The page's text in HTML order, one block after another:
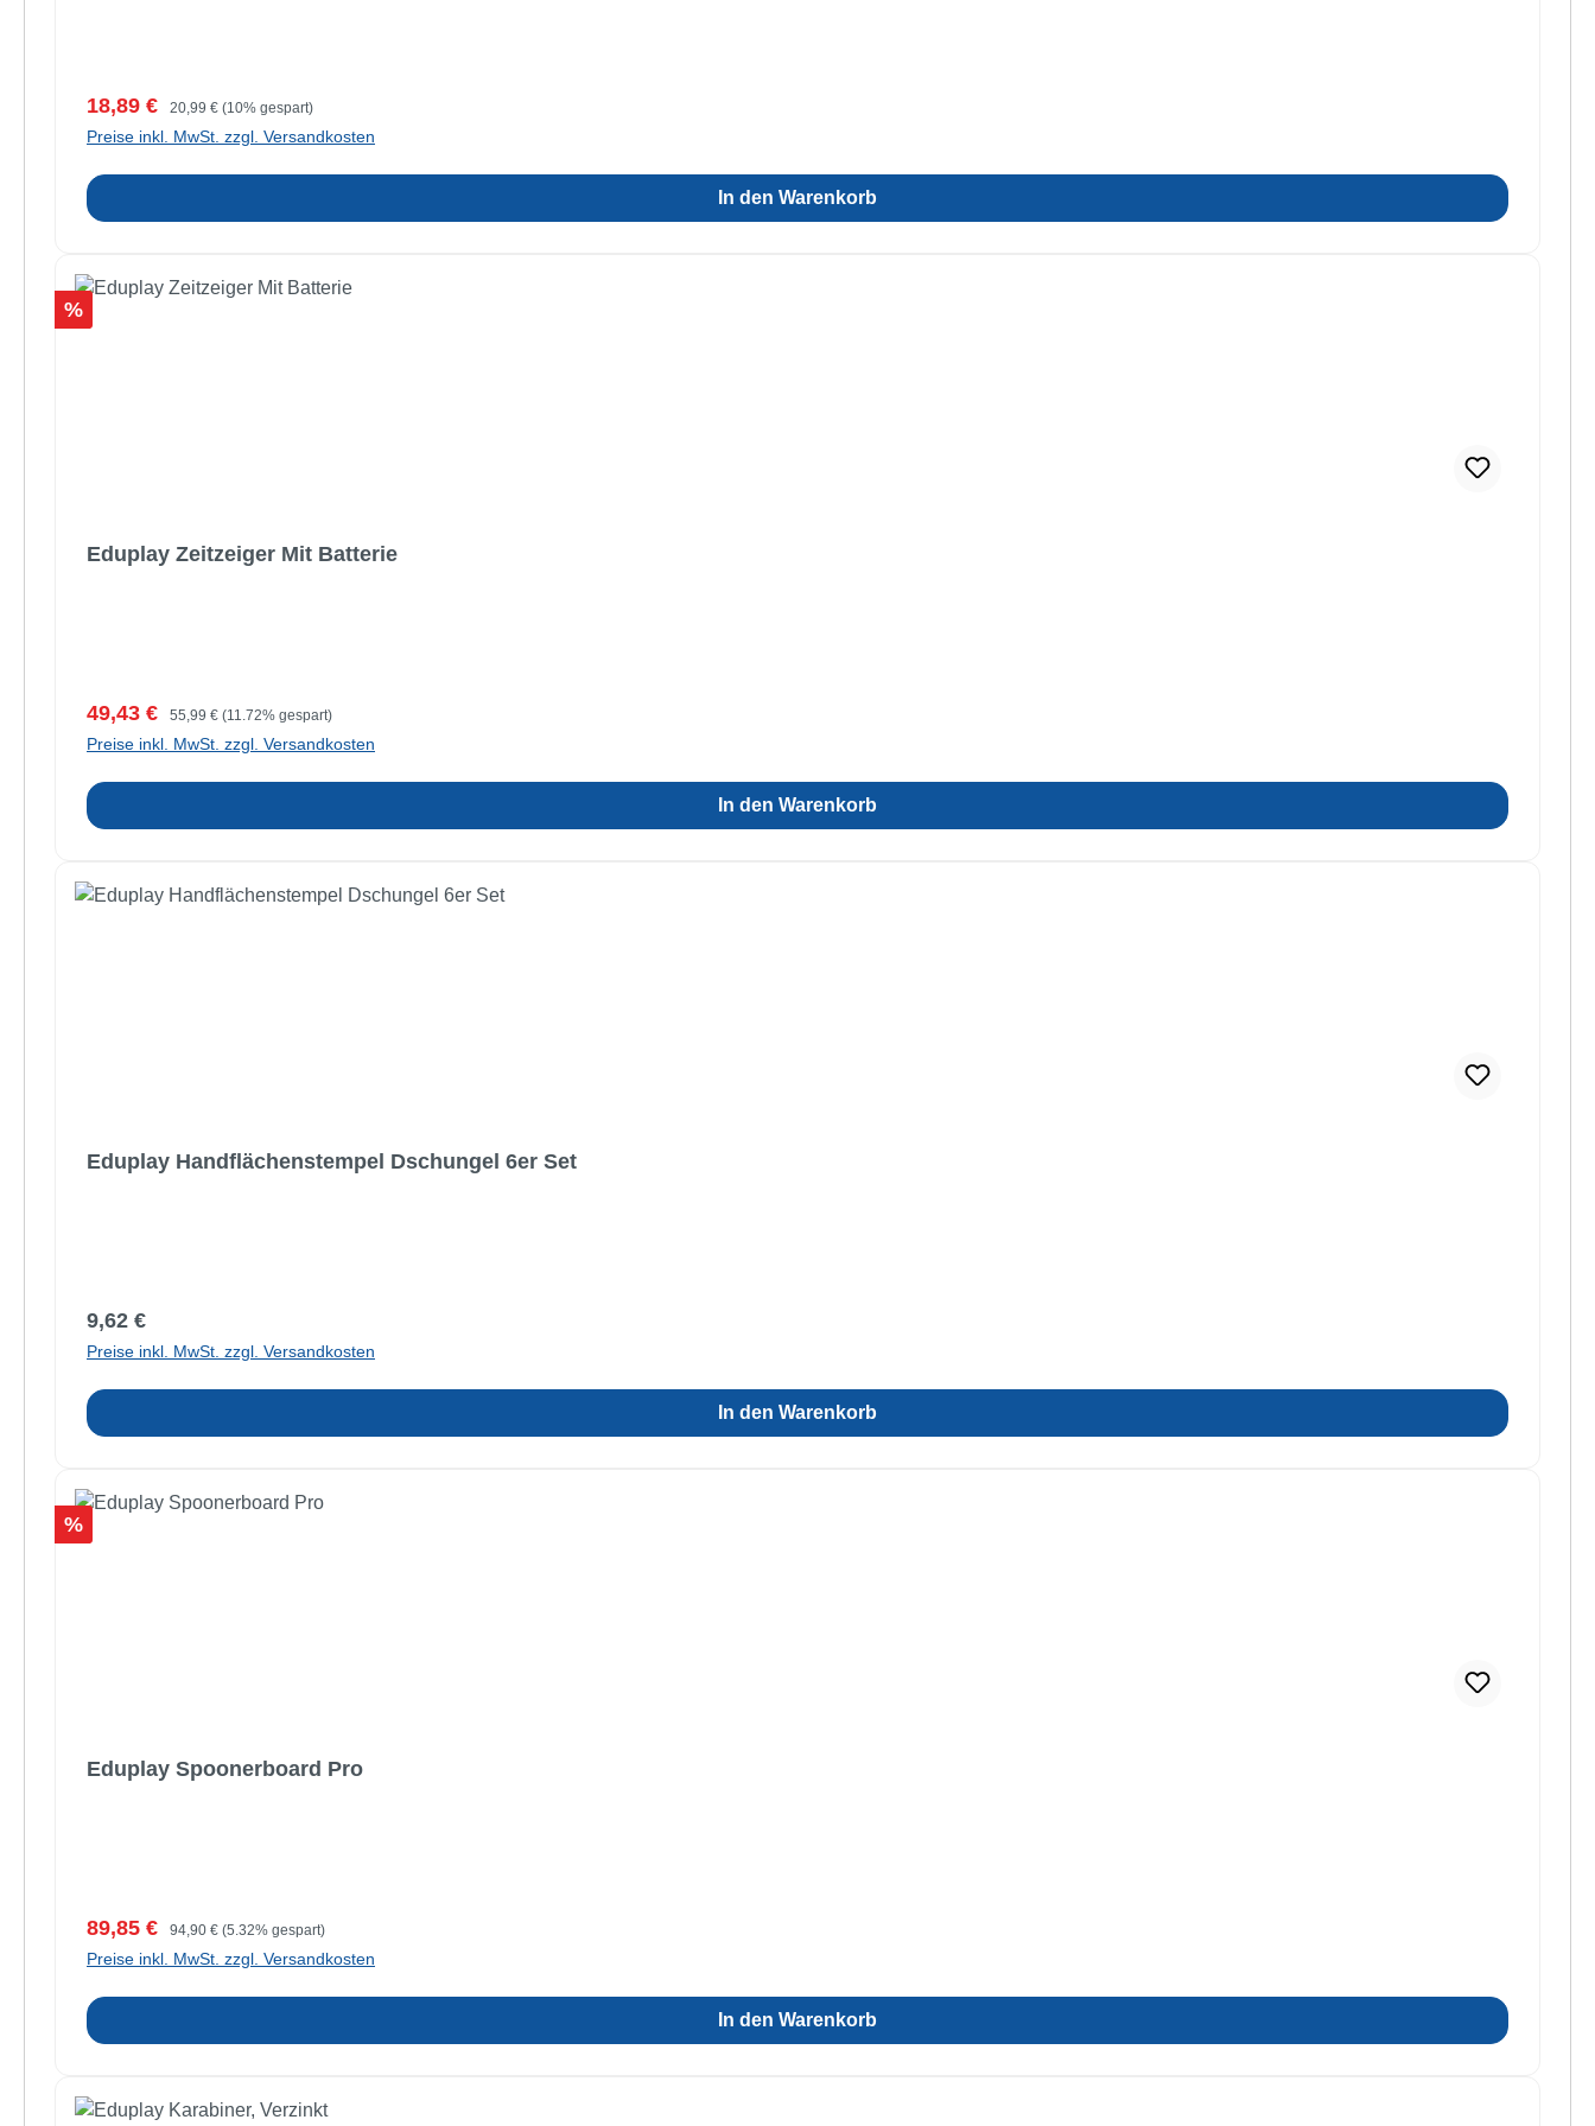
Verkaufspreis:
18,89 € Regulärer Preis:
20,99 € (10% gespart)
Preise inkl. MwSt. zzgl. Versandkosten
In den Warenkorb
Rabatt
%
Eduplay Zeitzeiger Mit Batterie
Verkaufspreis:
49,43 € Regulärer Preis:
55,99 € (11.72% gespart)
Preise inkl. MwSt. zzgl. Versandkosten
In den Warenkorb
Eduplay Handflächenstempel Dschungel 6er Set
Regulärer Preis:
9,62 €
Preise inkl. MwSt. zzgl. Versandkosten
In den Warenkorb
Rabatt
%
Eduplay Spoonerboard Pro
Verkaufspreis:
89,85 € Regulärer Preis:
94,90 € (5.32% gespart)
Preise inkl. MwSt. zzgl. Versandkosten
In den Warenkorb